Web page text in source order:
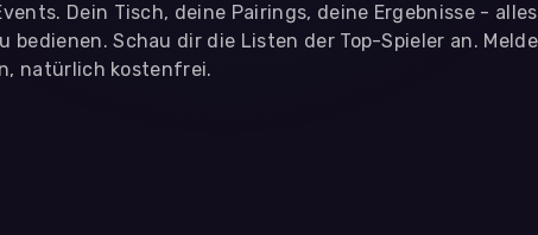
Dein Tisch, deine Pairings, deine Ergebnisse -
bedienen. Schau dir die Listen der Top-Spieler an.
natürlich kostenfrei.